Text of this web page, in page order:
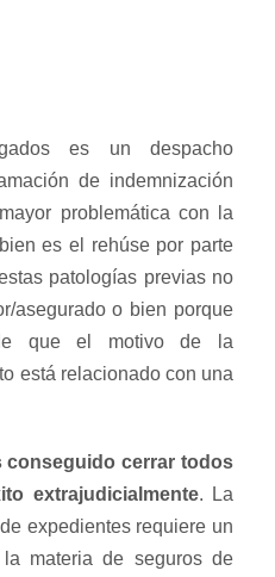
es un despacho
de indemnización
problemática con la
es el rehúse por parte
patologías previas no
asegurado o bien porque
que el motivo de la
está relacionado con una
conseguido cerrar todos
extrajudicialmente. La
expedientes requiere un
materia de seguros de